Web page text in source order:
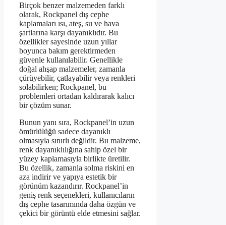
Birçok benzer malzemeden farklı
olarak, Rockpanel dış cephe
kaplamaları ısı, ateş, su ve hava
şartlarına karşı dayanıklıdır. Bu
özellikler sayesinde uzun yıllar
boyunca bakım gerektirmeden
güvenle kullanılabilir. Genellikle
doğal ahşap malzemeler, zamanla
çürüyebilir, çatlayabilir veya renkleri
solabilirken; Rockpanel, bu
problemleri ortadan kaldırarak kalıcı
bir çözüm sunar.
Bunun yanı sıra, Rockpanel’in uzun
ömürlülüğü sadece dayanıklı
olmasıyla sınırlı değildir. Bu malzeme,
renk dayanıklılığına sahip özel bir
yüzey kaplamasıyla birlikte üretilir.
Bu özellik, zamanla solma riskini en
aza indirir ve yapıya estetik bir
görünüm kazandırır. Rockpanel’in
geniş renk seçenekleri, kullanıcıların
dış cephe tasarımında daha özgün ve
çekici bir görüntü elde etmesini sağlar.